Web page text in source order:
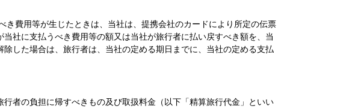
費用等が生じたときは、当社は、提携会社のカードにより所定の伝票
社に支払うべき費用等の額又は当社が旅行者に払い戻すべき額を、当
した場合は、旅行者は、当社の定める期日までに、当社の定める支払
者の負担に帰すべきもの及び取扱料金（以下「精算旅行代金」といい